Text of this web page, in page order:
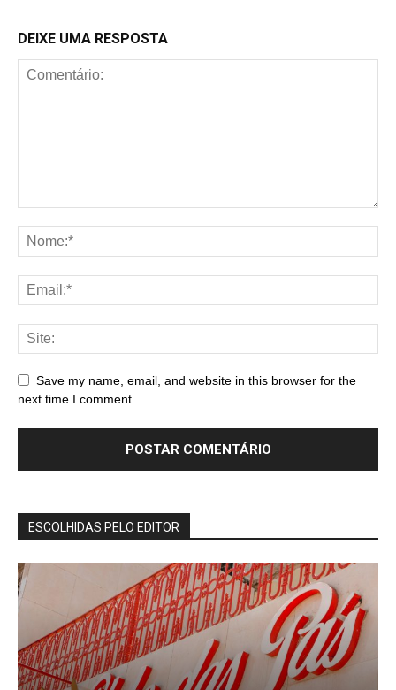
DEIXE UMA RESPOSTA
Save my name, email, and website in this browser for the
next time I comment.
ESCOLHIDAS PELO EDITOR